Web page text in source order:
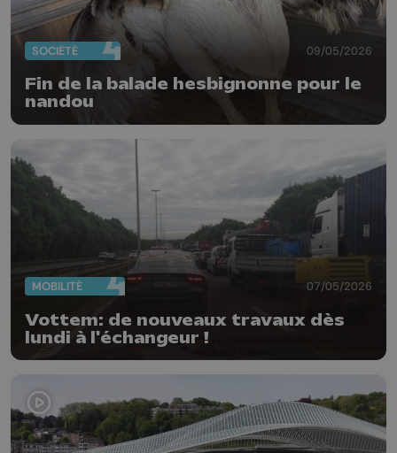
SOCIÉTÉ 09/05/2026
Fin de la balade hesbignonne pour le
nandou
MOBILITÉ 07/05/2026
Vottem: de nouveaux travaux dès
lundi à l'échangeur !